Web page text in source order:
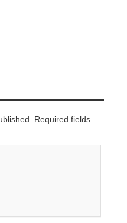
Required fields